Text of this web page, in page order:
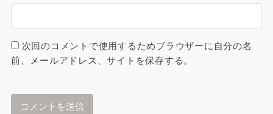
次回のコメントで使用するためブラウザーに自分の名
前、メールアドレス、サイトを保存する。